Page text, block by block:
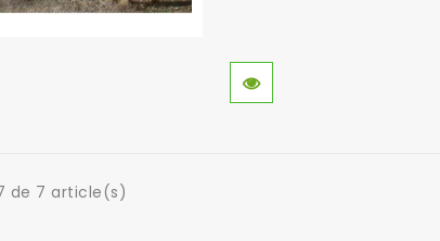
de 7 article(s)